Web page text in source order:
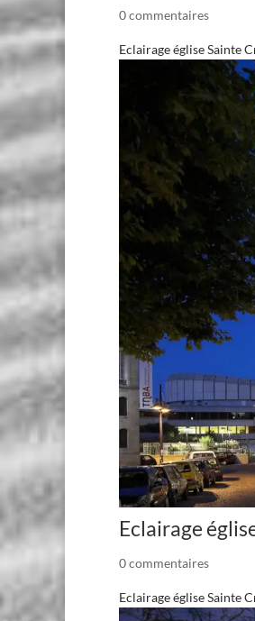
0 commentaires
Eclairage église Sainte
Eclairage
0 commentaires
Eclairage église Sainte